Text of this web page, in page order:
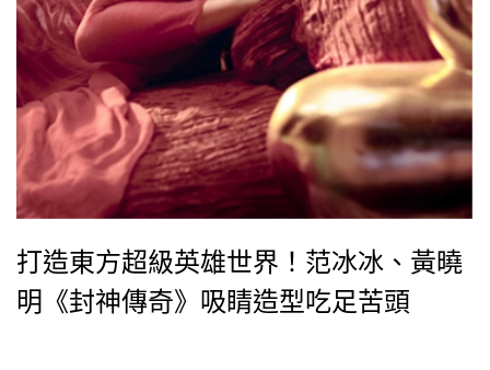
打造東方超級英雄世界！范冰冰、黃曉
明《封神傳奇》吸睛造型吃足苦頭